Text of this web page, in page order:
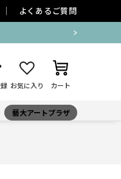
よくあるご質問
お気に入り カート
藝大アートプラザ